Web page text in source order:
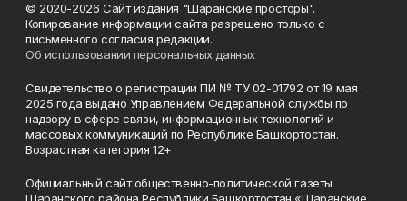
© 2020-2026 Сайт издания "Шаранские просторы".
Копирование информации сайта разрешено только с
письменного согласия редакции.
Об использовании персональных данных
Свидетельство о регистрации ПИ № ТУ 02-01792 от 19 мая
2025 года выдано Управлением Федеральной службы по
надзору в сфере связи, информационных технологий и
массовых коммуникаций по Республике Башкортостан.
Возрастная категория 12+
Официальный сайт общественно-политической газеты